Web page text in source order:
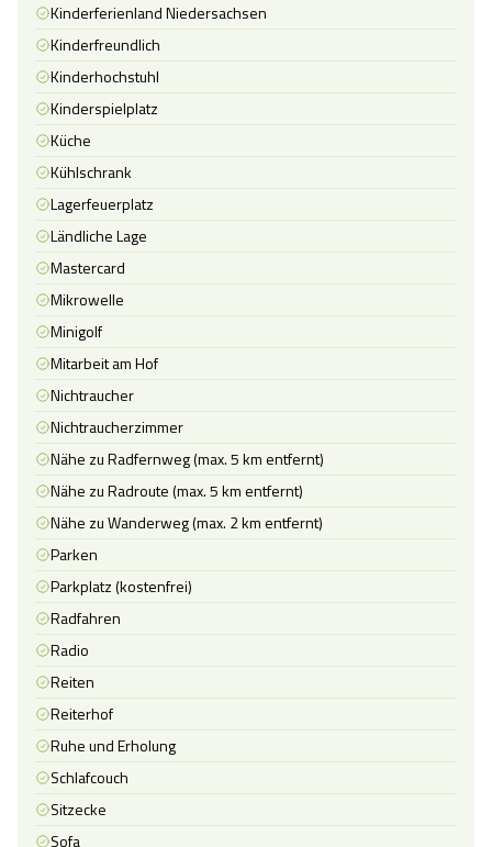
Kinderferienland Niedersachsen
Kinderfreundlich
Kinderhochstuhl
Kinderspielplatz
Küche
Kühlschrank
Lagerfeuerplatz
Ländliche Lage
Mastercard
Mikrowelle
Minigolf
Mitarbeit am Hof
Nichtraucher
Nichtraucherzimmer
Nähe zu Radfernweg (max. 5 km entfernt)
Nähe zu Radroute (max. 5 km entfernt)
Nähe zu Wanderweg (max. 2 km entfernt)
Parken
Parkplatz (kostenfrei)
Radfahren
Radio
Reiten
Reiterhof
Ruhe und Erholung
Schlafcouch
Sitzecke
Sofa